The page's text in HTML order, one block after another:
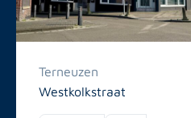
Terneuzen
Westkolkstraat